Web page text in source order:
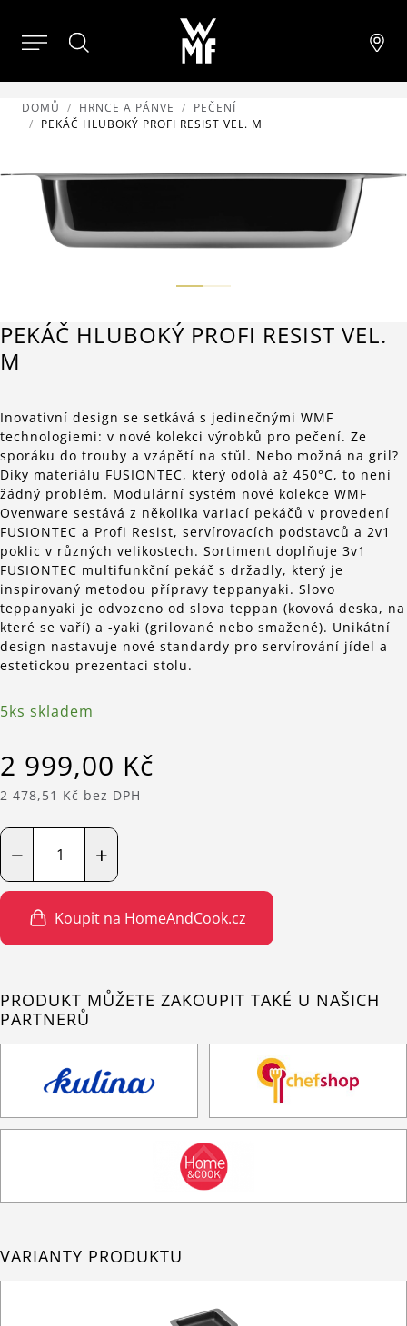
DOMŮ HRNCE A PÁNVE
PEČENÍ
PEKÁČ HLUBOKÝ PROFI RESIST VEL. M
PEKÁČ HLUBOKÝ PROFI RESIST VEL.
M
Inovativní design se setkává s jedinečnými WMF
technologiemi: v nové kolekci výrobků pro pečení. Ze
sporáku do trouby a vzápětí na stůl. Nebo možná na gril?
Díky materiálu FUSIONTEC, který odolá až 450°C, to není
žádný problém. Modulární systém nové kolekce WMF
Ovenware sestává z několika variací pekáčů v provedení
FUSIONTEC a Profi Resist, servírovacích podstavců a 2v1
poklic v různých velikostech. Sortiment doplňuje 3v1
FUSIONTEC multifunkční pekáč s držadly, který je
inspirovaný metodou přípravy teppanyaki. Slovo
teppanyaki je odvozeno od slova teppan (kovová deska, na
které se vaří) a -yaki (grilované nebo smažené). Unikátní
design nastavuje nové standardy pro servírování jídel a
estetickou prezentaci stolu.
5ks skladem
2 999,00 Kč
2 478,51 Kč bez DPH
+
−
Koupit na HomeAndCook.cz
PRODUKT MŮŽETE ZAKOUPIT TAKÉ U NAŠICH
PARTNERŮ
VARIANTY PRODUKTU